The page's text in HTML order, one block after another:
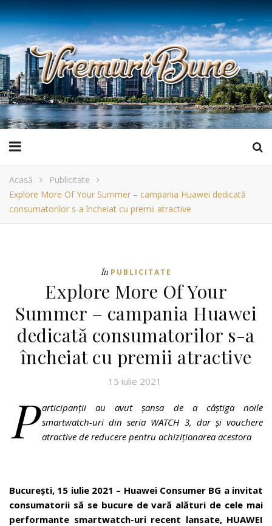
Acasă
Publicitate
Explore More Of Your Summer – campania Huawei dedicată
consumatorilor s-a încheiat cu premii atractive
În PUBLICITATE
Explore More Of Your
Summer – campania Huawei
dedicată consumatorilor s-a
încheiat cu premii atractive
15 iulie 2021
P articipanții au avut șansa de a câștiga noile
smartwatch-uri din seria WATCH 3, dar și vouchere
atractive de reducere pentru achiziționarea acestora
București, 15 iulie 2021 – Huawei Consumer BG a invitat
consumatorii să se bucure de vară alături de cele mai
performante smartwatch-uri recent lansate, HUAWEI